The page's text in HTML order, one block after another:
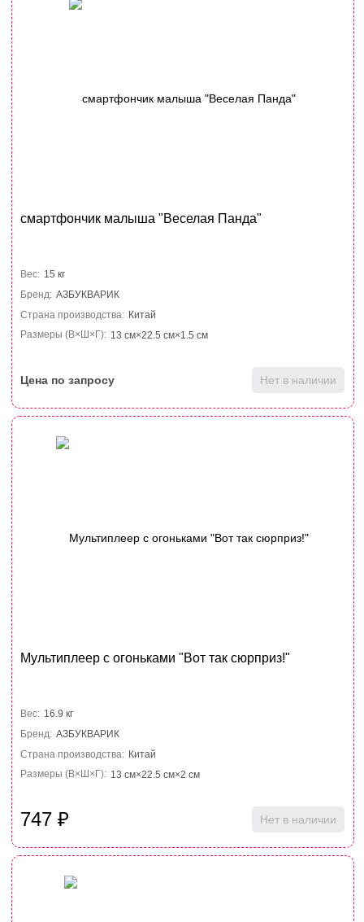
смартфончик малыша "Веселая Панда"
Вес: 15 кг
Бренд: АЗБУКВАРИК
Страна производства: Китай
Размеры (В×Ш×Г): 13 см×22.5 см×1.5 см
Цена по запросу Нет в наличии
Мультиплеер с огоньками "Вот так сюрприз!"
Вес: 16.9 кг
Бренд: АЗБУКВАРИК
Страна производства: Китай
Размеры (В×Ш×Г): 13 см×22.5 см×2 см
747₽ Нет в наличии